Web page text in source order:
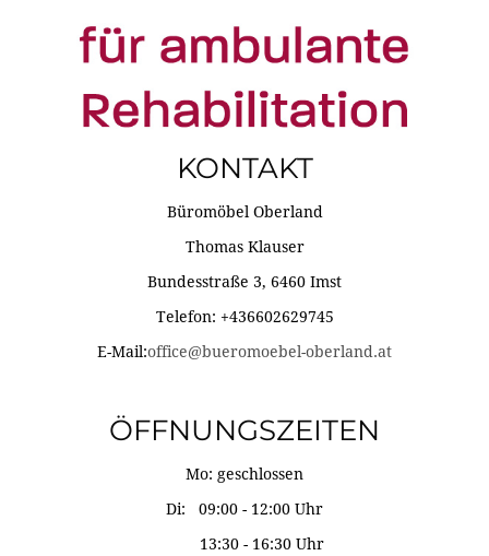
KONTAKT
Büromöbel Oberland
Thomas Klauser
Bundesstraße 3, 6460 Imst
Telefon: +436602629745
E-Mail:office@bueromoebel-oberland.at
ÖFFNUNGSZEITEN
Mo: geschlossen
Di: 09:00 - 12:00 Uhr
13:30 - 16:30 Uhr